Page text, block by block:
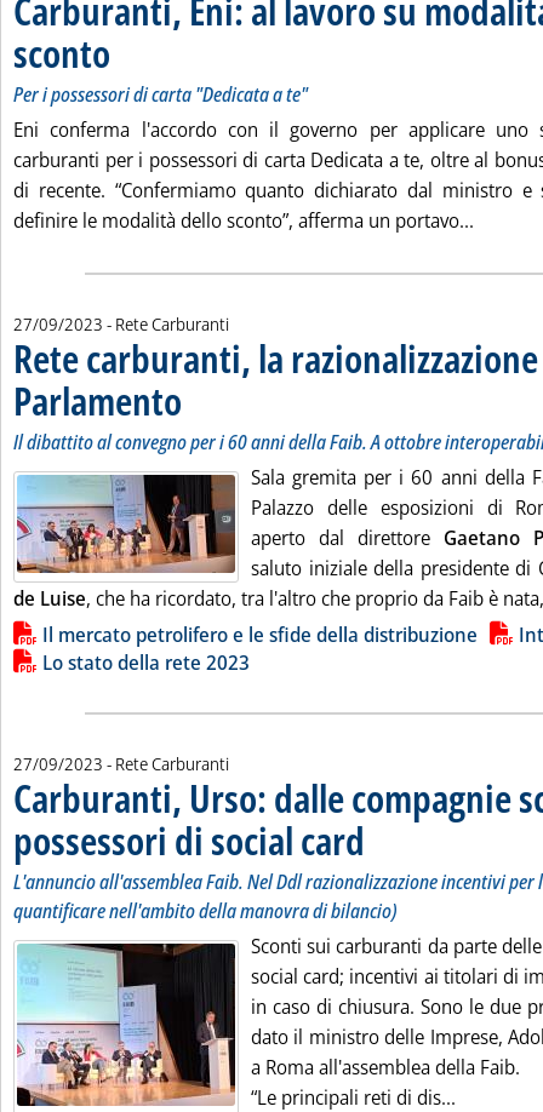
sconto
Per i possessori di carta "Dedicata a te"
Eni conferma l'accordo con il governo per applicare uno
carburanti per i possessori di carta Dedicata a te, oltre al
di recente. “Confermiamo quanto dichiarato dal ministro e
definire le modalità dello sconto”, afferma un portavo...
27/09/2023 - Rete Carburanti
Rete carburanti, la
Parlamento
Il dibattito al convegno per i 60 anni della Faib. A ottobre
Sala gremita per i 60 anni della
Palazzo delle esposizioni di
aperto dal direttore Gaetano
saluto iniziale della presidente di
de Luise, che ha ricordato, tra l'altro che proprio da Faib è
Lista allegati PDF alla notizia
Il mercato petrolifero e le sfide della distribuzione
Lo stato della rete 2023
27/09/2023 - Rete Carburanti
Carburanti, Urso: dalle compagnie
possessori di social card . Sottotitolo: L'annuncio
. Pubblicata mercoledì 27
L'annuncio all'assemblea Faib. Nel Ddl razionalizzazione incentivi per
quantificare nell'ambito della manovra di bilancio)
Sconti sui carburanti da parte
social card; incentivi ai titolari di
in caso di chiusura. Sono le due
dato il ministro delle Imprese,
a Roma all'assemblea della Faib.
“Le principali reti di dis...